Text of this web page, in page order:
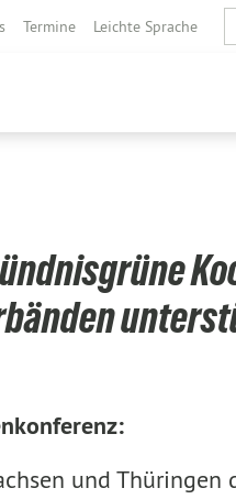
Termine Leichte Sprache
und Thüringen